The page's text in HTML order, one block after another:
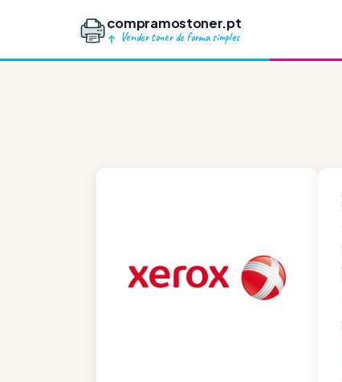
compramostoner.pt
Vender toner de forma simples